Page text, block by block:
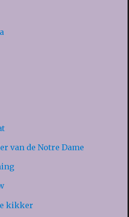
van de Notre Dame
kikker